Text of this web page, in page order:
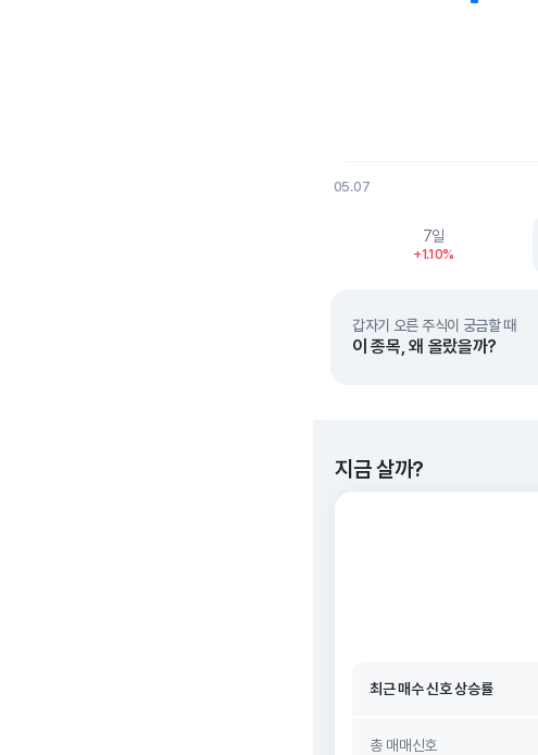
05.07
7일
+1.10%
갑자기 오른 주식이 궁금할 때
이 종목, 왜 올랐을까?
지금 살까?
최근 매수 신호26. 08/07
총 매매신호